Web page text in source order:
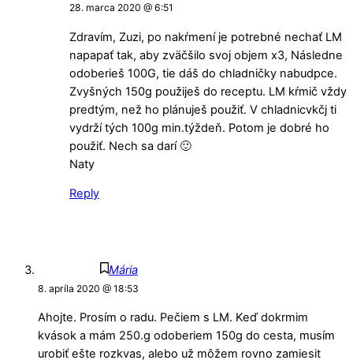
28. marca 2020 @ 6:51
Zdravím, Zuzi, po nakŕmení je potrebné nechať LM
napapať tak, aby zväčšilo svoj objem x3, Následne
odoberieš 100G, tie dáš do chladničky nabudpce.
Zvyšných 150g použiješ do receptu. LM kŕmič vždy
predtým, než ho plánuješ použiť. V chladnicvkčj ti
vydrží tých 100g min.týždeň. Potom je dobré ho
použiť. Nech sa darí 🙂
Naty
Reply
Mária
8. apríla 2020 @ 18:53
Ahojte. Prosím o radu. Pečiem s LM. Keď dokrmim
kvások a mám 250.g odoberiem 150g do cesta, musím
urobiť ešte rozkvas, alebo už môžem rovno zamiesit